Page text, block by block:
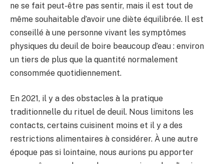
ne se fait peut-être pas sentir, mais il est tout de
même souhaitable d’avoir une diète équilibrée. Il est
conseillé à une personne vivant les symptômes
physiques du deuil de boire beaucoup d’eau : environ
un tiers de plus que la quantité normalement
consommée quotidiennement.
En 2021, il y a des obstacles à la pratique
traditionnelle du rituel de deuil. Nous limitons les
contacts, certains cuisinent moins et il y a des
restrictions alimentaires à considérer. À une autre
époque pas si lointaine, nous aurions pu apporter